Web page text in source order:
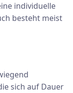
individuelle
besteht meist
sich auf Dauer